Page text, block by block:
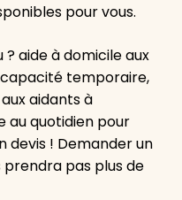
pour vous.
? aide à domicile aux
temporaire,
aidants à
au quotidien pour
devis ! Demander un
pas plus de